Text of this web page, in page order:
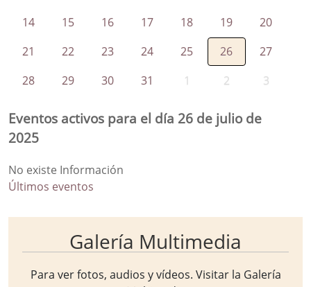
14
15 16 17 18 19
20
21
22 23 24 25 26
27
28
29 30 31 1 2 3
Eventos activos para el día 26 de julio de
2025
No existe Información
Últimos eventos
Galería Multimedia
Para ver fotos, audios y vídeos. Visitar la Galería